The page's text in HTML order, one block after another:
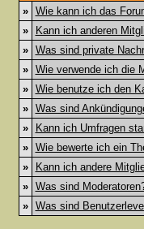
»
Wie kann ich das
»
Kann ich anderen
»
Was sind private
»
Wie verwende ich die
»
Wie benutze ich den
»
Was sind
»
Kann ich Umfragen
»
Wie bewerte ich ein
»
Kann ich andere
»
Was sind
»
Was sind